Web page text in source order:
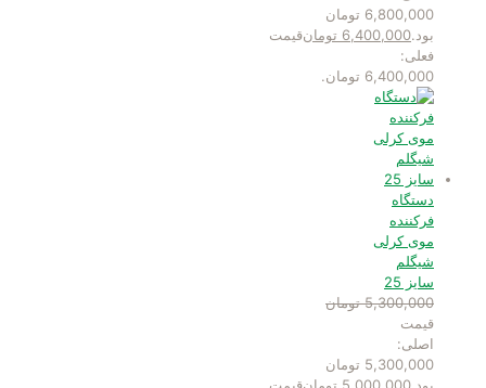
6,800,000 تومان
بود.6,400,000 تومانقیمت
فعلی:
6,400,000 تومان.
دستگاه
فرکننده
موی کرلی
شیگلم
سایز 25
5,300,000 تومان
قیمت
اصلی:
5,300,000 تومان